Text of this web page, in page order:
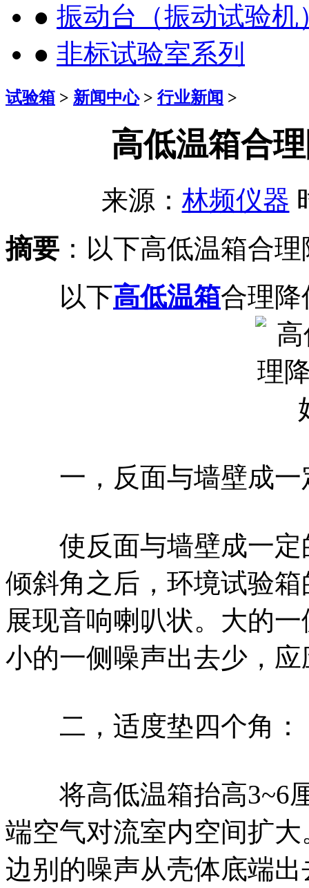
● 振动台（振动试验机
● 非标试验室系列
试验箱 > 新闻中心> 行业新闻 >
高低温箱合
来源： 林频仪器
摘要 ：以下高低温箱合
以下高低温箱合理
一，反面与墙壁成一
使反面与墙壁成一定
倾斜角之后，环境试验
展现音响喇叭状。大的
小的一侧噪声出去少，
二，适度垫四个角：
将高低温箱抬高3~6厘
端空气对流室内空间扩
边别的噪声从壳体底端